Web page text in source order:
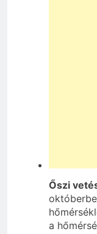
Őszi
a